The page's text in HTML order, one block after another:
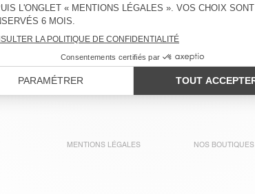
MENTIONS LÉGALES NOS BOUTIQUES